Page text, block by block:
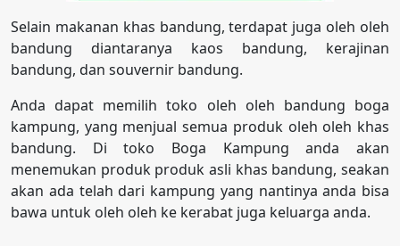
Selain makanan khas bandung, terdapat juga oleh oleh
bandung diantaranya kaos bandung, kerajinan
bandung, dan souvernir bandung.
Anda dapat memilih toko oleh oleh bandung boga
kampung, yang menjual semua produk oleh oleh khas
bandung. Di toko Boga Kampung anda akan
menemukan produk produk asli khas bandung, seakan
akan ada telah dari kampung yang nantinya anda bisa
bawa untuk oleh oleh ke kerabat juga keluarga anda.